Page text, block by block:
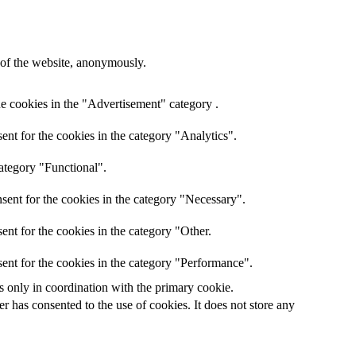
the website, anonymously.
cookies in the "Advertisement" category .
for the cookies in the category "Analytics".
"Functional".
for the cookies in the category "Necessary".
for the cookies in the category "Other.
for the cookies in the category "Performance".
only in coordination with the primary cookie.
consented to the use of cookies. It does not store any